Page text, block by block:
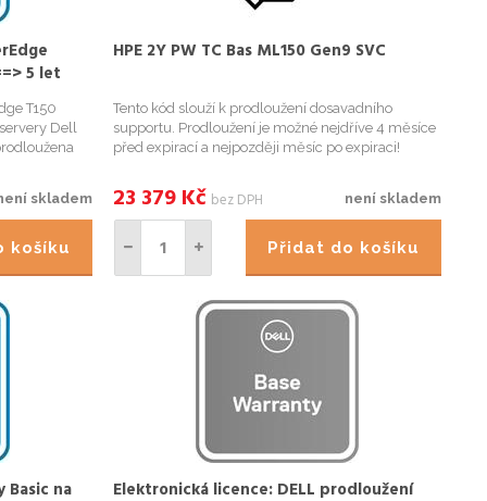
5 let
nákupu
T150
Dell
Service
skladem
košíku
HPE 2Y PW TC Bas ML150 Gen9 SVC
Tento kód slouží k prodloužení dosavadního
supportu. Prodloužení je možné nejdříve 4 měsíce
před expirací a nejpozději měsíc po expiraci!
následujícím odkazu:
https://support.hpe.com/hpsc/wc/public/home
Basic P...
není skladem
23 379Kč bez DPH
Přidat do košíku
Basic na
Elektronická licence: DELL prodloužení